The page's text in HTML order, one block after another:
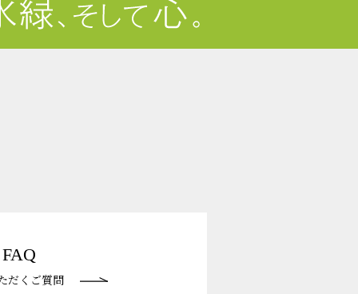
FAQ
だくご質問